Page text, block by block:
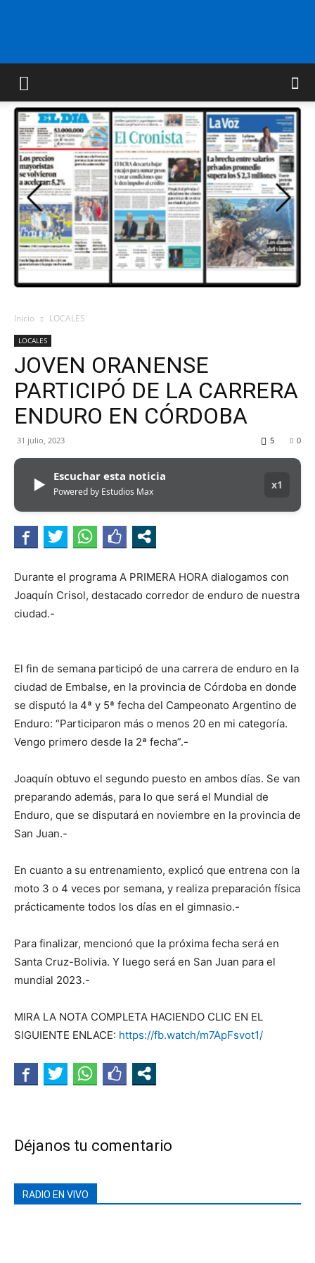
FM
GOLD
ORAN
107.1
Inicio LOCALES
LOCALES
JOVEN ORANENSE
PARTICIPÓ DE LA CARRERA
ENDURO EN CÓRDOBA
31 julio, 2023 0
5
▶ Escuchar esta noticia
Powered by Estudios Max
x1
Durante el programa A PRIMERA HORA dialogamos con
Joaquín Crisol, destacado corredor de enduro de nuestra
ciudad.-
El fin de semana participó de una carrera de enduro en la
ciudad de Embalse, en la provincia de Córdoba en donde
se disputó la 4ª y 5ª fecha del Campeonato Argentino de
Enduro: “Participaron más o menos 20 en mi categoría.
Vengo primero desde la 2ª fecha”.-
Joaquín obtuvo el segundo puesto en ambos días. Se van
preparando además, para lo que será el Mundial de
Enduro, que se disputará en noviembre en la provincia de
San Juan.-
En cuanto a su entrenamiento, explicó que entrena con la
moto 3 o 4 veces por semana, y realiza preparación física
prácticamente todos los días en el gimnasio.-
Para finalizar, mencionó que la próxima fecha será en
Santa Cruz-Bolivia. Y luego será en San Juan para el
mundial 2023.-
MIRA LA NOTA COMPLETA HACIENDO CLIC EN EL
SIGUIENTE ENLACE: https://fb.watch/m7ApFsvot1/
Déjanos tu comentario
RADIO EN VIVO